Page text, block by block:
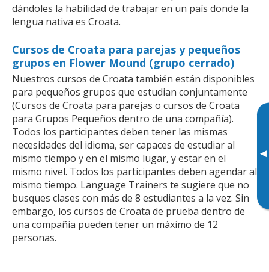
▸
dándoles la habilidad de trabajar en un país donde la
lengua nativa es Croata.
Cursos de Croata para parejas y pequeños
grupos en Flower Mound (grupo cerrado)
Nuestros cursos de Croata también están disponibles
para pequeños grupos que estudian conjuntamente
(Cursos de Croata para parejas o cursos de Croata
para Grupos Pequeños dentro de una compañía).
Todos los participantes deben tener las mismas
necesidades del idioma, ser capaces de estudiar al
mismo tiempo y en el mismo lugar, y estar en el
mismo nivel. Todos los participantes deben agendar al
mismo tiempo. Language Trainers te sugiere que no
busques clases con más de 8 estudiantes a la vez. Sin
embargo, los cursos de Croata de prueba dentro de
una compañía pueden tener un máximo de 12
personas.